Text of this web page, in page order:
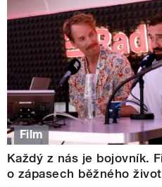
Film
Každý z nás je bojovník.
o zápasech běžného